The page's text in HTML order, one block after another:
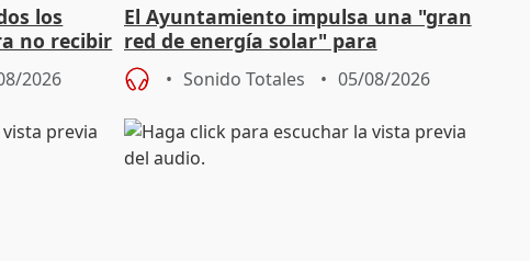
los
no recibir
2026
El Ayuntamiento impulsa una "gran
red de energía solar" para
autoconsumo
Sonido Totales 05/08/2026